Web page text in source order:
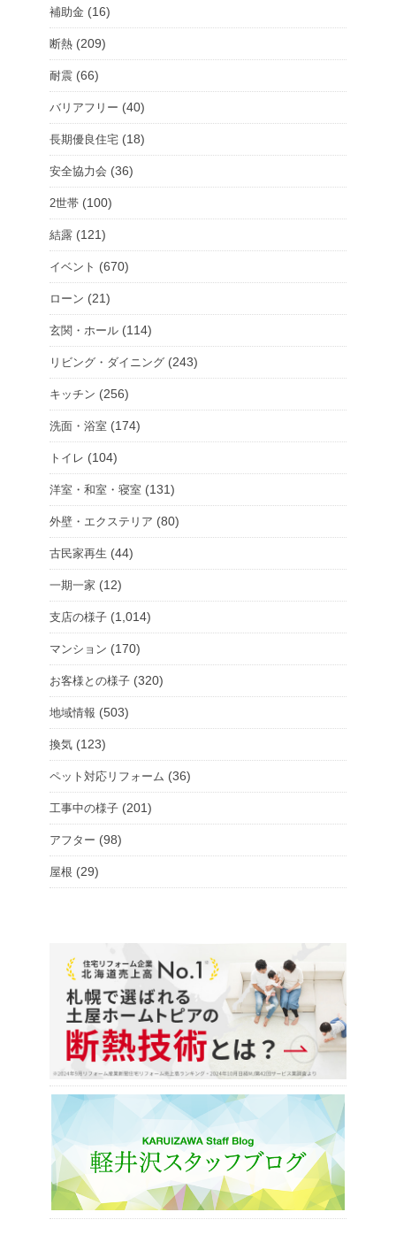
補助金 (16)
断熱 (209)
耐震 (66)
バリアフリー (40)
長期優良住宅 (18)
安全協力会 (36)
2世帯 (100)
結露 (121)
イベント (670)
ローン (21)
玄関・ホール (114)
リビング・ダイニング (243)
キッチン (256)
洗面・浴室 (174)
トイレ (104)
洋室・和室・寝室 (131)
外壁・エクステリア (80)
古民家再生 (44)
一期一家 (12)
支店の様子 (1,014)
マンション (170)
お客様との様子 (320)
地域情報 (503)
換気 (123)
ペット対応リフォーム (36)
工事中の様子 (201)
アフター (98)
屋根 (29)